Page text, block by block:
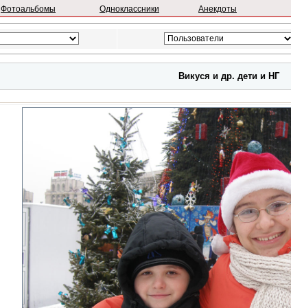
Фотоальбомы Одноклассники Анекдоты
Викуся и др. дети и НГ